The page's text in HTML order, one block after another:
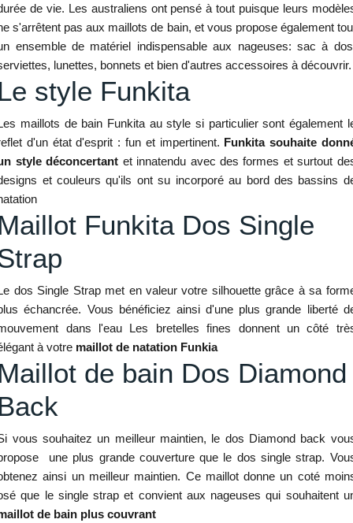
de vie. Les australiens ont pensé à tout puisque leurs
s'arrêtent pas aux maillots de bain, et vous propose également
ensemble de matériel indispensable aux nageuses: sac à
lunettes, bonnets et bien d'autres accessoires à découvrir.
style Funkita
maillots de bain Funkita au style si particulier sont également
d'un état d'esprit : fun et impertinent. Funkita souhaite
style déconcertant et innatendu avec des formes et surtout
et couleurs qu'ils ont su incorporé au bord des bassins
Funkita Dos Single
dos Single Strap met en valeur votre silhouette grâce à sa
échancrée. Vous bénéficiez ainsi d'une plus grande liberté
dans l'eau Les bretelles fines donnent un côté
à votre maillot de natation Funkia
de bain Dos Diamond
vous souhaitez un meilleur maintien, le dos Diamond back
une plus grande couverture que le dos single strap.
ainsi un meilleur maintien. Ce maillot donne un coté
que le single strap et convient aux nageuses qui souhaitent
de bain plus couvrant